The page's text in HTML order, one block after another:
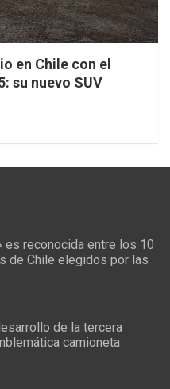
en Chile con el
su nuevo SUV
es reconocida entre los 10
de Chile elegidos por las
de la tercera
camioneta